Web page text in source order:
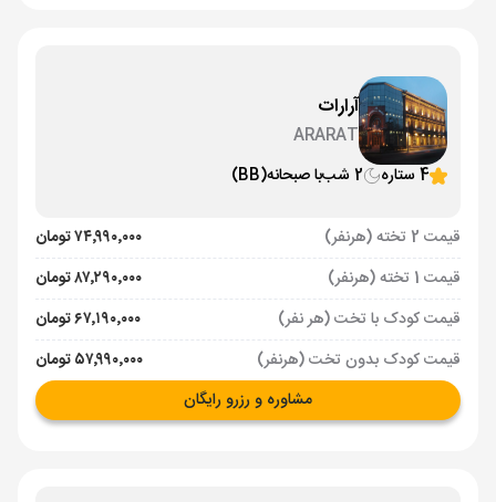
آرارات
ARARAT
4 ستاره
2 شب با صبحانه(BB)
قیمت 2 تخته (هرنفر)
۷۴٬۹۹۰٬۰۰۰ تومان
قیمت 1 تخته (هرنفر)
۸۷٬۲۹۰٬۰۰۰ تومان
قیمت کودک با تخت (هر نفر)
۶۷٬۱۹۰٬۰۰۰ تومان
قیمت کودک بدون تخت (هرنفر)
۵۷٬۹۹۰٬۰۰۰ تومان
مشاوره و رزرو رایگان